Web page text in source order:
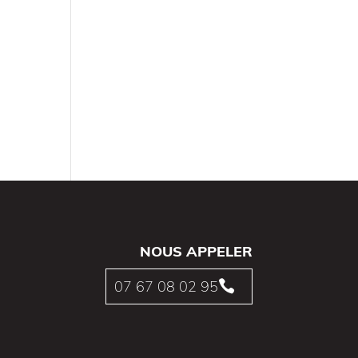
NOUS APPELER

07 67 08 02 95